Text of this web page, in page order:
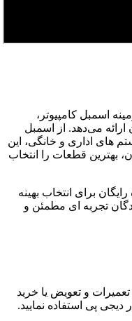
اسمبل کامپیوتر،
می‌دهد. از اسمبل
های اداری و خانگی، این
بهترین قطعات را انتخاب
برای انتخاب بهینه‌
تجربه‌ ای مطمئن و
و تعویض یا خرید
دیجی پی استفاده نمایید.